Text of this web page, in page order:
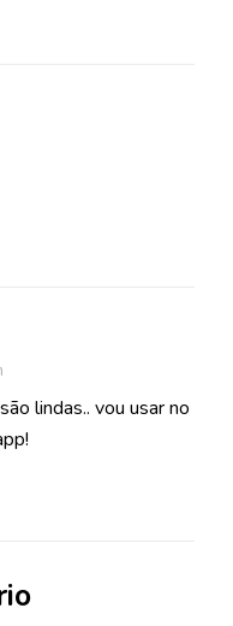
lindas.. vou usar no